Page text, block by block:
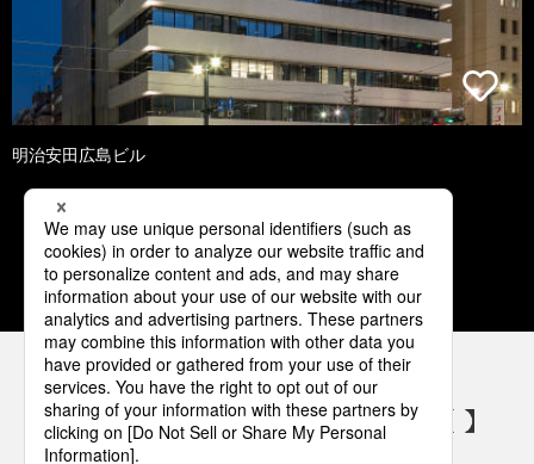
明治安田広島ビル
1 2 3 4 5
パナソニックの電気設備 SNSアカウント